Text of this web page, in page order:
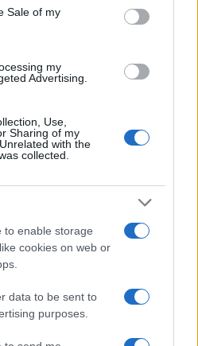
Sale of my
my
Advertising.
Use,
Sharing of my
with the
collected.
to enable storage
cookies on web or
data to be sent to
purposes.
sicurezza nazionale, è
dopo che le
tutta la provincia di
dell’Ucraina dalla città di
e i loro alleati
ora spingere per
con un assedio contro la
di Kramatorsk
dato che la forza di
contava circa 190.000
maggior parte delle stime